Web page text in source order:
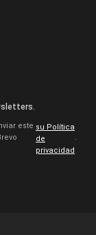
este su Política
de
privacidad
.